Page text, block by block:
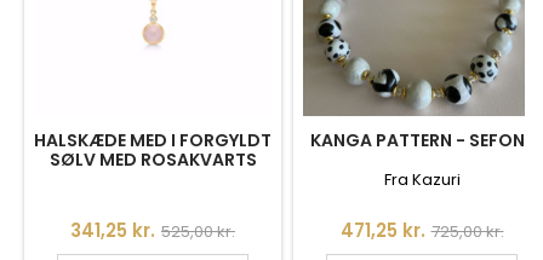
HALSKÆDE MED I FORGYLDT
SØLV MED ROSAKVARTS
Pris
341,25 kr. Normalpris
525,00 kr.
KANGA PATTERN - SEFONE
Fra Kazuri
Pris
471,25 kr. Normalpris
725,00 kr.